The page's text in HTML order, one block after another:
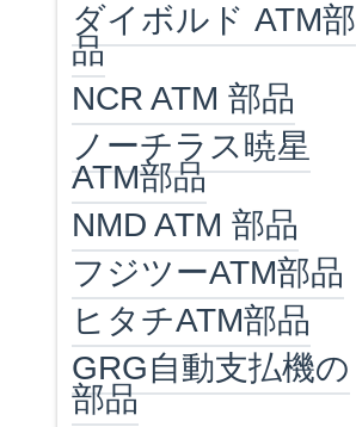
ダイボルド ATM部
品
NCR ATM 部品
ノーチラス暁星
ATM部品
NMD ATM 部品
フジツーATM部品
ヒタチATM部品
GRG自動支払機の
部品